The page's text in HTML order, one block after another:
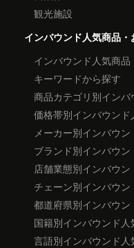
観光施設
インバウンド人気商品・
インバウンド人気商
キーワードから探す
商品カテゴリ別イン
価格帯別インバウン
メーカー別インバウ
ブランド別インバウ
店舗業態別インバウ
チェーン別インバウ
都道府県別インバウ
国籍別インバウンド
言語別インバウンド